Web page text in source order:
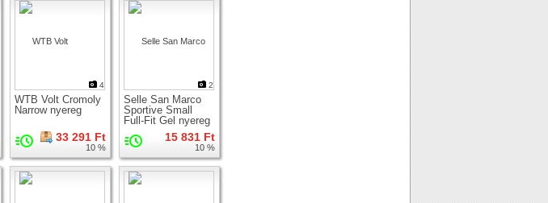
4
WTB Volt Cromoly
Narrow nyereg
33 291 Ft
10 %
2
Selle San Marco
Sportive Small
Full-Fit Gel nyereg
15 831 Ft
10 %